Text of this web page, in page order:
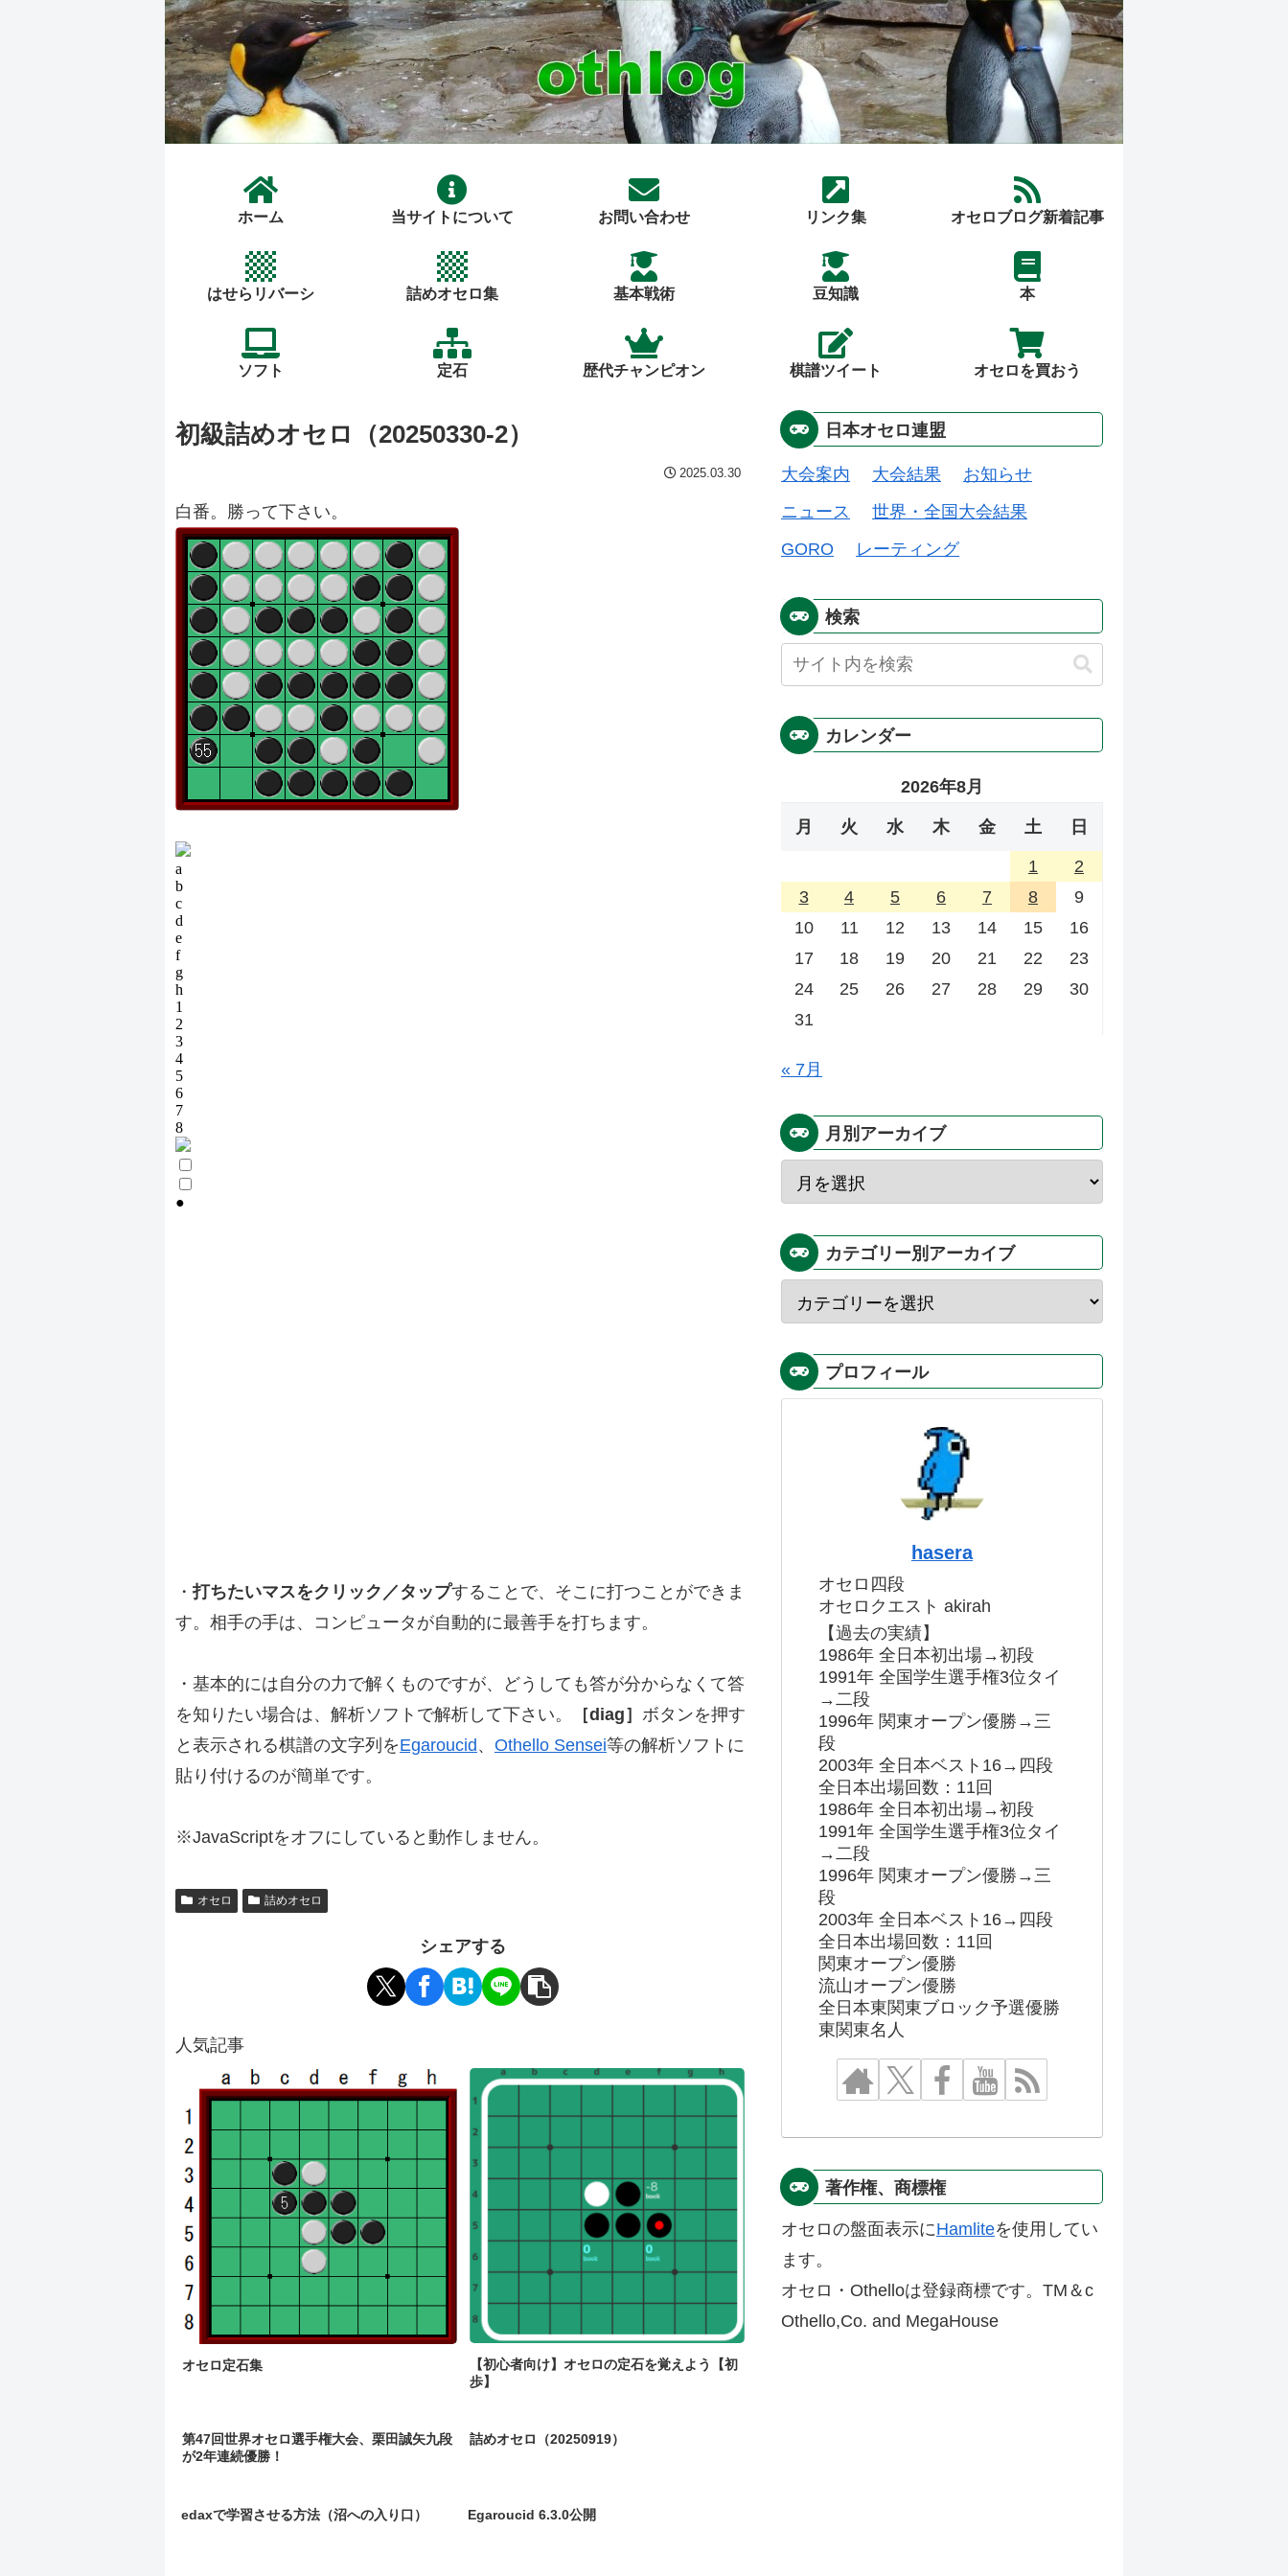
ホーム 当サイトについて お問い合わせ リンク集 オセロブログ新着記事
はせらリバーシ 詰めオセロ集 基本戦術 豆知識 本
ソフト 定石 歴代チャンピオン 棋譜ツイート オセロを買おう
初級詰めオセロ（20250330-2）
2025.03.30
白番。勝って下さい。
・打ちたいマスをクリック／タップすることで、そこに打つことができま
す。相手の手は、コンピュータが自動的に最善手を打ちます。
・基本的には自分の力で解くものですが、どうしても答が分からなくて答
を知りたい場合は、解析ソフトで解析して下さい。
［diag］ ボタンを押す
と表示される棋譜の文字列をEgaroucid、 Othello Sensei等の解析ソフトに
貼り付けるのが簡単です。
※JavaScriptをオフにしていると動作しません。
オセロ 詰めオセロ
シェアする
人気記事
オセロ定石集
【初心者向け】オセロの定石を覚えよう【初
歩】
第47回世界オセロ選手権大会、栗田誠矢九段
が2年連続優勝！
詰めオセロ（20250919）
edaxで学習させる方法（沼への入り口） Egaroucid 6.3.0公開
日本オセロ連盟
大会案内 大会結果
お知らせ
ニュース
世界・全国大会結果
GORO
レーティング
検索
カレンダー
2026年8月
月 火 水 木 金 土 日
1
2
3
4 5 6 7 8
9
10
11 12 13 14 15
16
17
18 19 20 21 22
23
24
25 26 27 28 29
30
31
« 7月
月別アーカイブ
カテゴリー別アーカイブ
プロフィール
hasera
オセロ四段
オセロクエスト akirah
【過去の実績】
1986年 全日本初出場→初段
1991年 全国学生選手権3位タイ
→二段
1996年 関東オープン優勝→三
段
2003年 全日本ベスト16→四段
全日本出場回数：11回
1986年 全日本初出場→初段
1991年 全国学生選手権3位タイ
→二段
1996年 関東オープン優勝→三
段
2003年 全日本ベスト16→四段
全日本出場回数：11回
関東オープン優勝
流山オープン優勝
全日本東関東ブロック予選優勝
東関東名人
著作権、商標権
オセロの盤面表示にHamliteを使用してい
ます。
オセロ・Othelloは登録商標です。TM＆c
Othello,Co. and MegaHouse